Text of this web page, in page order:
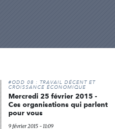
#ODD 08 : TRAVAIL DÉCENT ET
CROISSANCE ÉCONOMIQUE
Mercredi 25 février 2015 -
Ces organisations qui parlent
pour vous
9 février 2015 - 11:09